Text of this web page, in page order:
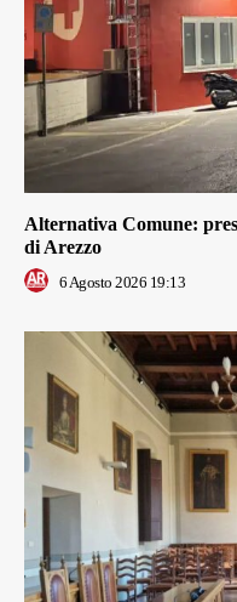
Alternativa Comune:
di Arezzo
6 Agosto 2026 19:13